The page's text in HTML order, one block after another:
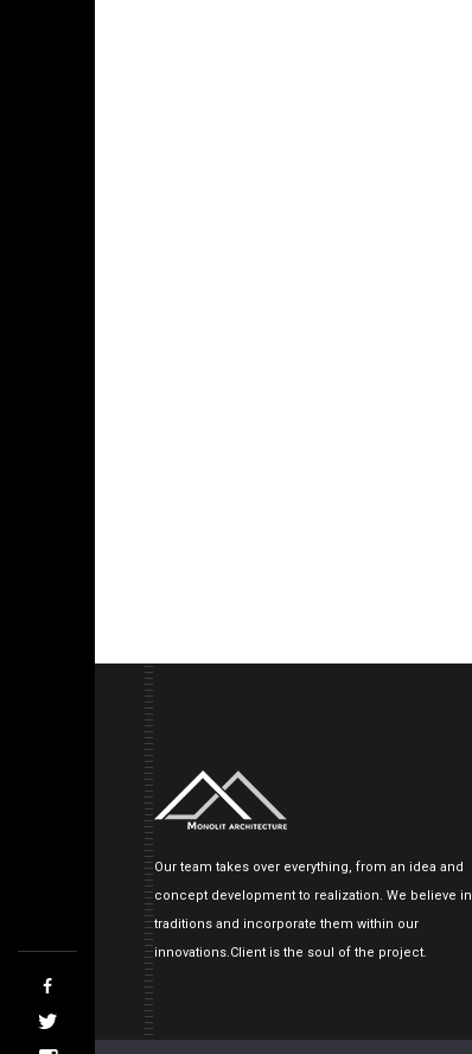
Our team takes over everything, from an idea and
concept development to realization. We believe in
traditions and incorporate them within our
innovations.Client is the soul of the project.